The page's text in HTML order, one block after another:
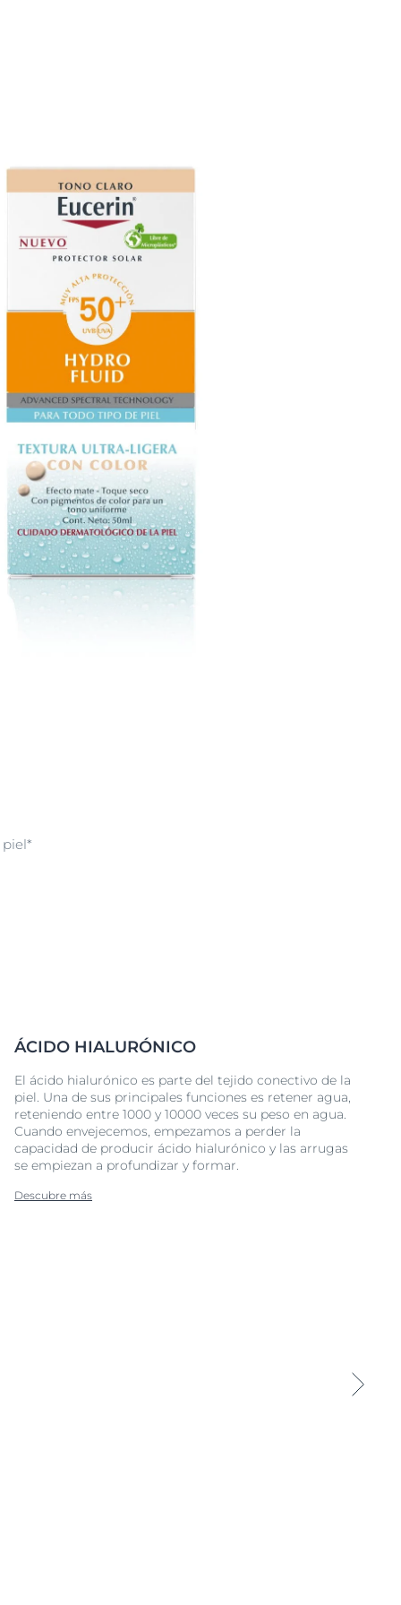
ÁCIDO HIALURÓNICO
El ácido hialurónico es parte del tejido conectivo de la
piel. Una de sus principales funciones es retener agua,
reteniendo entre 1000 y 10000 veces su peso en agua.
Cuando envejecemos, empezamos a perder la
capacidad de producir ácido hialurónico y las arrugas
se empiezan a profundizar y formar.
Descubre más